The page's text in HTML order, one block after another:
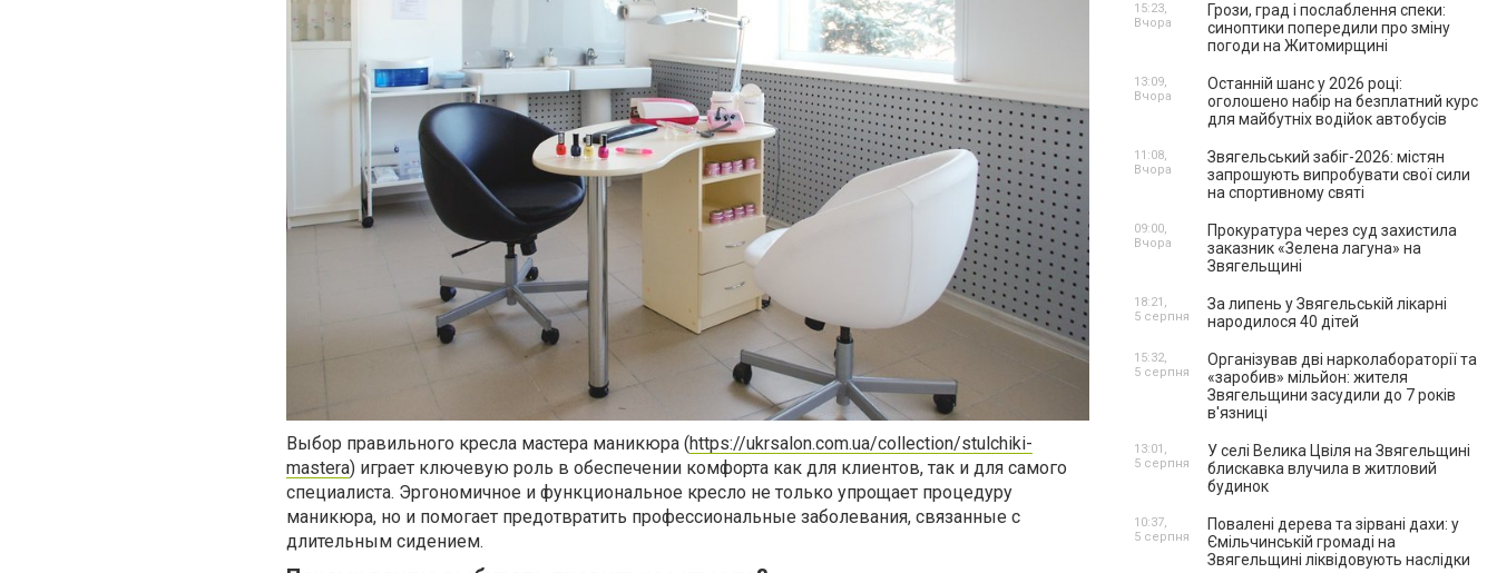
Выбор правильного кресла мастера маникюра (https://ukrsalon.com.ua/collection/stulchiki-
mastera) играет ключевую роль в обеспечении комфорта как для клиентов, так и для самого
специалиста. Эргономичное и функциональное кресло не только упрощает процедуру
маникюра, но и помогает предотвратить профессиональные заболевания, связанные с
длительным сидением.
Грози, град і послаблення спеки:
синоптики попередили про зміну
погоди на Житомирщині
15:23,
Вчора
Останній шанс у 2026 році:
оголошено набір на безплатний курс
для майбутніх водійок автобусів
13:09,
Вчора
Звягельський забіг-2026: містян
запрошують випробувати свої сили
на спортивному святі
11:08,
Вчора
Прокуратура через суд захистила
заказник «Зелена лагуна» на
Звягельщині
09:00,
Вчора
За липень у Звягельській лікарні
народилося 40 дітей
18:21,
5 серпня
Організував дві нарколабораторії та
«заробив» мільйон: жителя
Звягельщини засудили до 7 років
в'язниці
15:32,
5 серпня
У селі Велика Цвіля на Звягельщині
блискавка влучила в житловий
будинок
13:01,
5 серпня
Повалені дерева та зірвані дахи: у
Ємільчинській громаді на
Звягельщині ліквідовують наслідки
10:37,
5 серпня